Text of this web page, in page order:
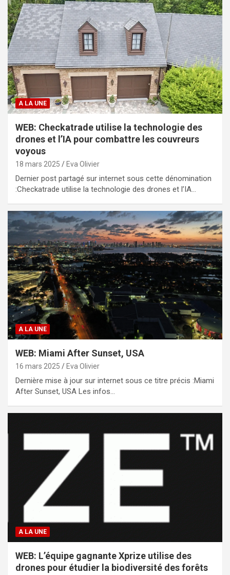
A LA UNE
WEB: Checkatrade utilise la technologie des
drones et l’IA pour combattre les couvreurs
voyous
18 mars 2025 Eva Olivier
Dernier post partagé sur internet sous cette dénomination
:Checkatrade utilise la technologie des drones et l’IA…
A LA UNE
WEB: Miami After Sunset, USA
16 mars 2025 Eva Olivier
Dernière mise à jour sur internet sous ce titre précis :Miami
After Sunset, USA Les infos…
A LA UNE
WEB: L’équipe gagnante Xprize utilise des
drones pour étudier la biodiversité des forêts